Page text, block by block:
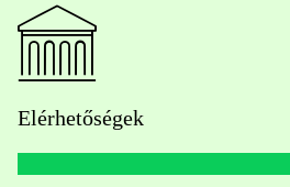
Elérhetőségek